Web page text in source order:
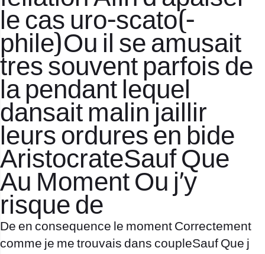
le cas uro-scato(-
phile)Ou il se amusait
tres souvent parfois de
la pendant lequel
dansait malin jaillir
leurs ordures en bide
AristocrateSauf Que
Au Moment Ou j’y
risque de
De en consequence le moment Correctement
comme je me trouvais dans coupleSauf Que j